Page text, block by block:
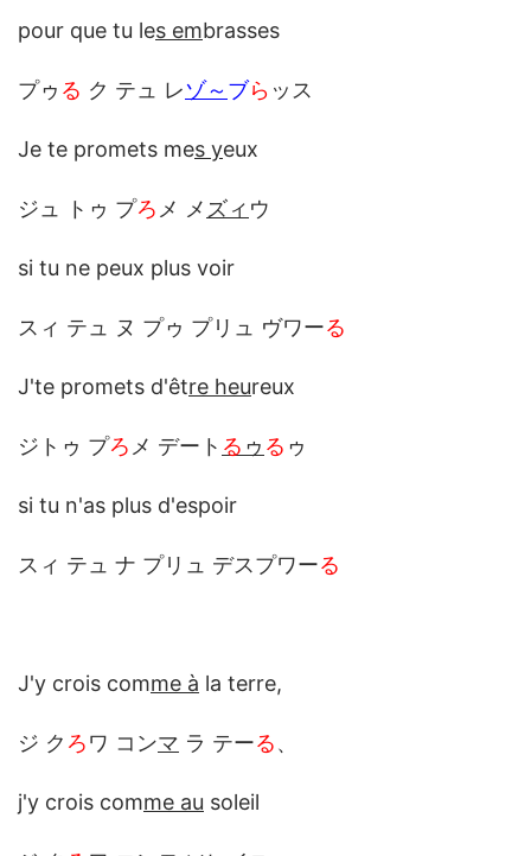
pour que tu les embrasses
プゥ る ク テュ レゾ～ ブら ッス
Je te promets mes yeux
ジュ トゥ プろ メ メ ズィ ウ
si tu ne peux plus voir
スィ テュ ヌ プゥ プリュ ヴワーる
J'te promets d'être heureux
ジトゥ プろ メ デート る ゥ る ゥ
si tu n'as plus d'espoir
スィ テュ ナ プリュ デスプワーる
J'y crois comme à la terre,
ジ ク ろワ コンマ ラ テーる、
j'y crois comme au soleil